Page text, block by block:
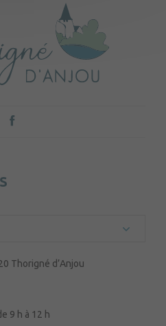
Thorigné d’Anjou
9 h à 12 h